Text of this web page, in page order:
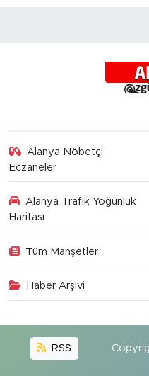
Alanya Nöbetçi
Eczaneler
Alanya Trafik Yoğunluk
Haritası
Tüm Manşetler
Haber Arşivi
RSS